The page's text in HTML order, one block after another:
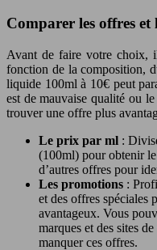
Comparer les offres et
Avant de faire votre choix,
fonction de la composition,
liquide 100ml à 10€ peut
est de mauvaise qualité ou
trouver une offre plus
Le prix par ml :
(100ml) pour obtenir
d’autres offres pour
Les promotions :
et des offres spéciales
avantageux. Vous
marques et des sites
manquer ces offres.